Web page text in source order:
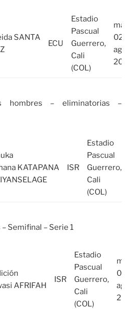
SANTA
ECU
Estadio
Pascual
Guerrero,
Cali
(COL)
mar,
02
ago
2022
hombres – eliminatorias –
KATAPANA
ISR
Estadio
Pascual
Guerrero,
Cali
(COL)
Semifinal – Serie 1
AFRIFAH
ISR
Estadio
Pascual
Guerrero,
Cali
(COL)
mar,
02
ago
2022